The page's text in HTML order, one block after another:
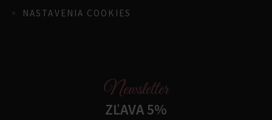
NASTAVENIA COOKIES
Newsletter
ZĽAVA 5%